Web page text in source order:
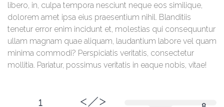
libero, in, culpa tempora nesciunt neque eos similique,
dolorem amet ipsa eius praesentium nihil. Blanditiis
tenetur error enim incidunt et, molestias qui consequuntur
ullam magnam quae aliquam, laudantium labore vel quam
minima commodi? Perspiciatis veritatis, consectetur
mollitia. Pariatur, possimus veritatis in eaque nobis, vitae!